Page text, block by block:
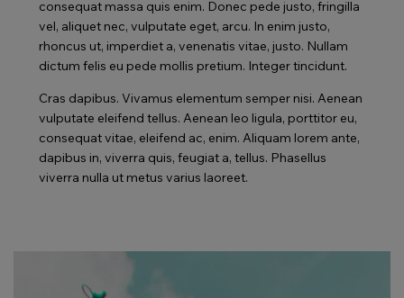
consequat massa quis enim. Donec pede justo, fringilla
vel, aliquet nec, vulputate eget, arcu. In enim justo,
rhoncus ut, imperdiet a, venenatis vitae, justo. Nullam
dictum felis eu pede mollis pretium. Integer tincidunt.
Cras dapibus. Vivamus elementum semper nisi. Aenean
vulputate eleifend tellus. Aenean leo ligula, porttitor eu,
consequat vitae, eleifend ac, enim. Aliquam lorem ante,
dapibus in, viverra quis, feugiat a, tellus. Phasellus
viverra nulla ut metus varius laoreet.